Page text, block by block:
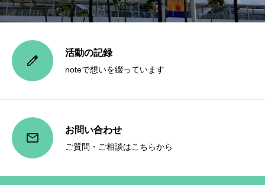
活動の記録
noteで想いを綴っています
お問い合わせ
ご質問・ご相談はこちらから